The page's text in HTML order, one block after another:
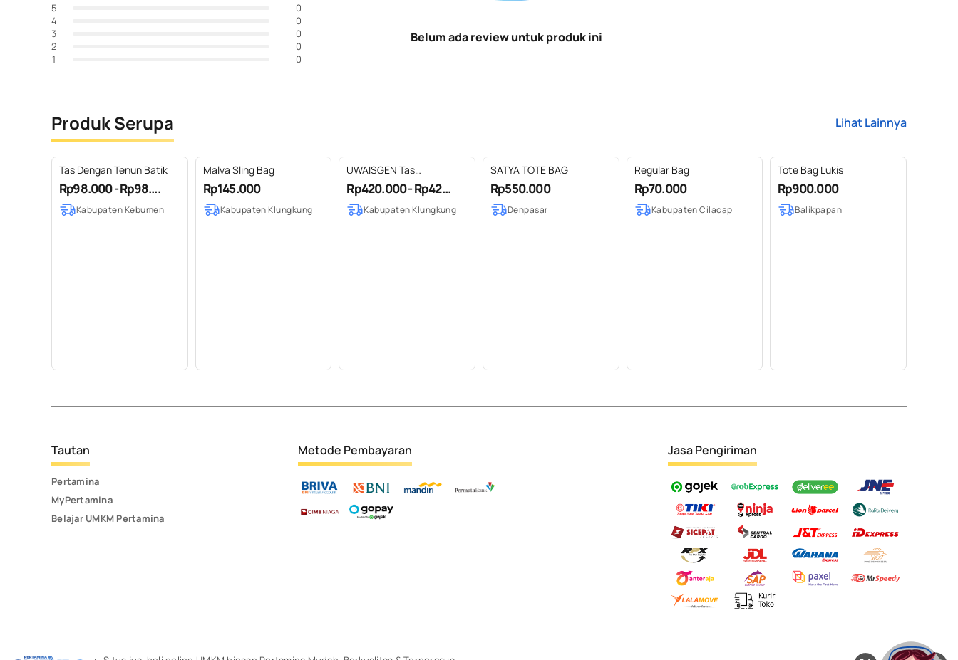
5
0
4
0
3
0
2
0
1
0
Belum ada review untuk produk ini
Produk Serupa Lihat Lainnya
Tas Dengan Tenun Batik
Rp98.000 - Rp98....
Kabupaten Kebumen
Malva Sling Bag
Rp145.000
Kabupaten Klungkung
UWAISGEN Tas
Selempang Goni Kulit
Handmade Boho Binesh
Bag
Rp420.000 - Rp42...
Kabupaten Klungkung
SATYA TOTE BAG
Rp550.000
Denpasar
Regular Bag
Rp70.000
Kabupaten Cilacap
Tote Bag Lukis
Rp900.000
Balikpapan
Tautan
Pertamina
MyPertamina
Belajar UMKM Pertamina
Metode Pembayaran Jasa Pengiriman